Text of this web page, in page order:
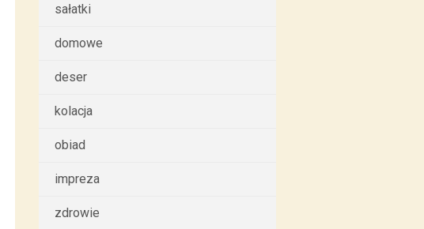
sałatki
domowe
deser
kolacja
obiad
impreza
zdrowie